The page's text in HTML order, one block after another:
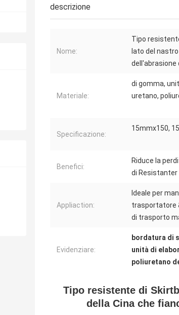
descrizione
Nome:
Tipo
lato del
dell'abrasione
Materiale:
di gomma,
uretano,
Specificazione:
15mmx150,
Benefici:
Riduce la
di Resistanter
Appliaction:
Ideale per
trasportatore
di trasporto
Evidenziare:
bordatura di
unità di
poliuretano
Tipo resistente di
della Cina che